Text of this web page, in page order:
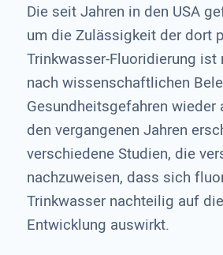
Die seit Jahren in den USA
um die Zulässigkeit der dort
Trinkwasser-Fluoridierung ist
nach wissenschaftlichen
Gesundheitsgefahren
den vergangenen Jahren
verschiedene Studien, die
nachzuweisen, dass sich
Trinkwasser nachteilig auf
Entwicklung auswirkt.